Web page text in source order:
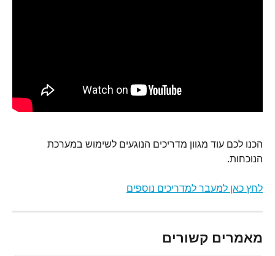
הכנו לכם עוד מגוון מדריכים הנוגעים לשימוש במערכת
הנוכחות.
לחץ כאן למעבר למדריכים נוספים
מאמרים קשורים